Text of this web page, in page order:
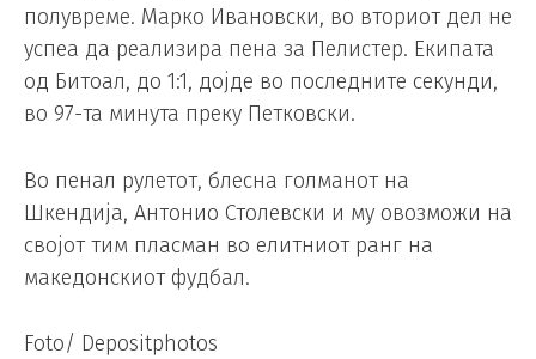
полувреме. Марко Ивановски, во вториот дел не
успеа да реализира пена за Пелистер. Екипата
од Битоал, до 1:1, дојде во последните секунди,
во 97-та минута преку Петковски.
Во пенал рулетот, блесна голманот на
Шкендија, Антонио Столевски и му овозможи на
својот тим пласман во елитниот ранг на
македонскиот фудбал.
Foto/ Depositphotos